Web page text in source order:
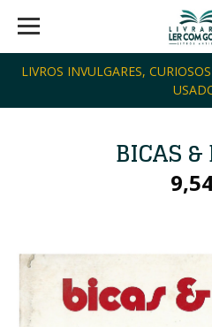
LIVROS INVULGARES,
BICAS &